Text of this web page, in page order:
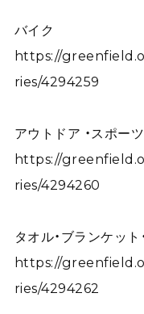
バイク
https://
ries/4294259
アウトドア ・スポー
https://
ries/4294260
タオル・ブランケット
https://
ries/4294262